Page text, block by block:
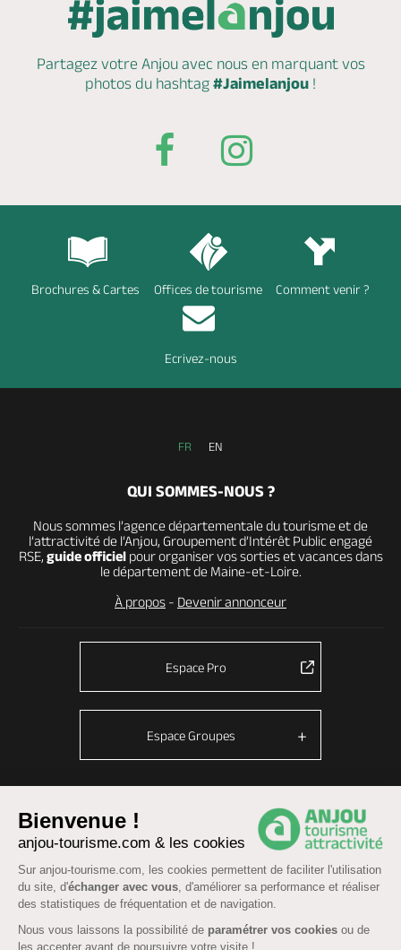
Bienvenue !
anjou-tourisme.com & les cookies
Sur anjou-tourisme.com, les cookies permettent de faciliter l'utilisation
du site, d'échanger avec vous, d'améliorer sa performance et réaliser
des statistiques de fréquentation et de navigation.
Nous vous laissons la possibilité de paramétrer vos cookies ou de
les accepter avant de poursuivre votre visite !
Partagez votre Anjou avec nous en marquantvos
photos du hashtag #Jaimelanjou !
Brochures & Cartes Offices de tourisme Comment venir ?
Ecrivez-nous
FR EN
QUI SOMMES-NOUS ?
Nous sommes l’agence départementale du tourisme et de
l’attractivité de l’Anjou, Groupement d’Intérêt Public engagé
RSE, guide officielpour organiser vos sorties et vacances dans
le département de Maine-et-Loire.
À propos - Devenir annonceur
Espace Pro
Espace Groupes
© Anjou tourisme 2026 - Fonctionnement du site
Mentions légales-Données personnelles-Cookies
CGU Réservation-Accessibilité : partiellement conforme